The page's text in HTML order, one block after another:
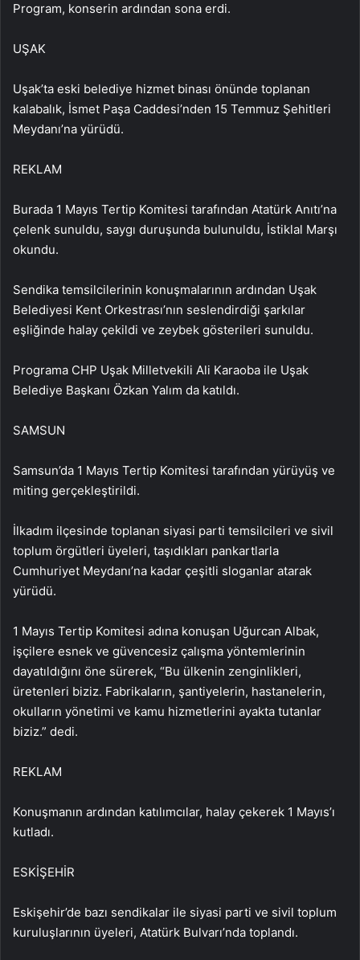
Program, konserin ardından sona erdi.
UŞAK
Uşak’ta eski belediye hizmet binası önünde toplanan
kalabalık, İsmet Paşa Caddesi’nden 15 Temmuz Şehitleri
Meydanı’na yürüdü.
REKLAM
Burada 1 Mayıs Tertip Komitesi tarafından Atatürk Anıtı’na
çelenk sunuldu, saygı duruşunda bulunuldu, İstiklal Marşı
okundu.
Sendika temsilcilerinin konuşmalarının ardından Uşak
Belediyesi Kent Orkestrası’nın seslendirdiği şarkılar
eşliğinde halay çekildi ve zeybek gösterileri sunuldu.
Programa CHP Uşak Milletvekili Ali Karaoba ile Uşak
Belediye Başkanı Özkan Yalım da katıldı.
SAMSUN
Samsun’da 1 Mayıs Tertip Komitesi tarafından yürüyüş ve
miting gerçekleştirildi.
İlkadım ilçesinde toplanan siyasi parti temsilcileri ve sivil
toplum örgütleri üyeleri, taşıdıkları pankartlarla
Cumhuriyet Meydanı’na kadar çeşitli sloganlar atarak
yürüdü.
1 Mayıs Tertip Komitesi adına konuşan Uğurcan Albak,
işçilere esnek ve güvencesiz çalışma yöntemlerinin
dayatıldığını öne sürerek, “Bu ülkenin zenginlikleri,
üretenleri biziz. Fabrikaların, şantiyelerin, hastanelerin,
okulların yönetimi ve kamu hizmetlerini ayakta tutanlar
biziz.” dedi.
REKLAM
Konuşmanın ardından katılımcılar, halay çekerek 1 Mayıs’ı
kutladı.
ESKİŞEHİR
Eskişehir’de bazı sendikalar ile siyasi parti ve sivil toplum
kuruluşlarının üyeleri, Atatürk Bulvarı’nda toplandı.